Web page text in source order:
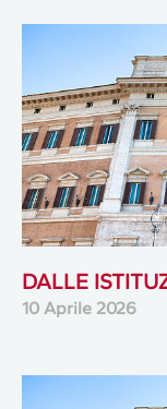
DALLE
10 Aprile 2026